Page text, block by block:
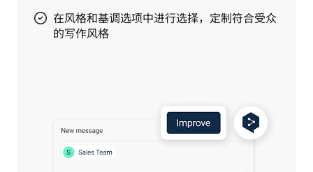
在风格和基调选项中进行选择，定制符合受众
的写作风格